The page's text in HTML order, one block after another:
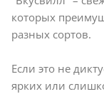
которых
разных сортов.
Если это не
ярких или